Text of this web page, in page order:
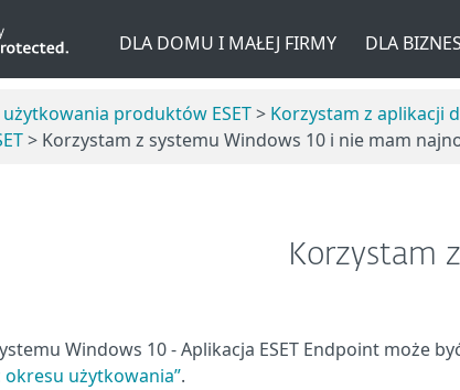
DLA DOMU I MAŁEJ FIRMY DLA
produktów ESET> Korzystam z aplikacji
> Korzystam z systemu Windows 10 i nie mam
Korzystam
Windows 10 - Aplikacja ESET Endpoint może
okresu użytkowania”.